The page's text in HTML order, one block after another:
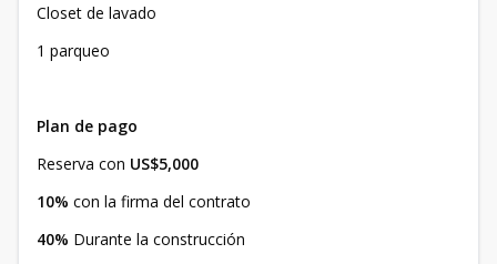
Closet de lavado
1 parqueo
Plan de pago
Reserva con US$5,000
10% con la firma del contrato
40% Durante la construcción